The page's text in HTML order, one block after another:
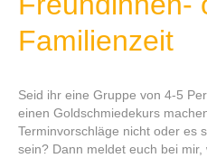
Familienzeit
Seid ihr eine Gruppe von 4-5
einen Goldschmiedekurs
Terminvorschläge nicht oder es
sein? Dann meldet euch bei